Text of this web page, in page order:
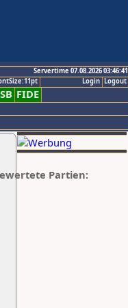
Servertime 07.08.2026 03:46:41
Logout
Login
FIDE
Partien: